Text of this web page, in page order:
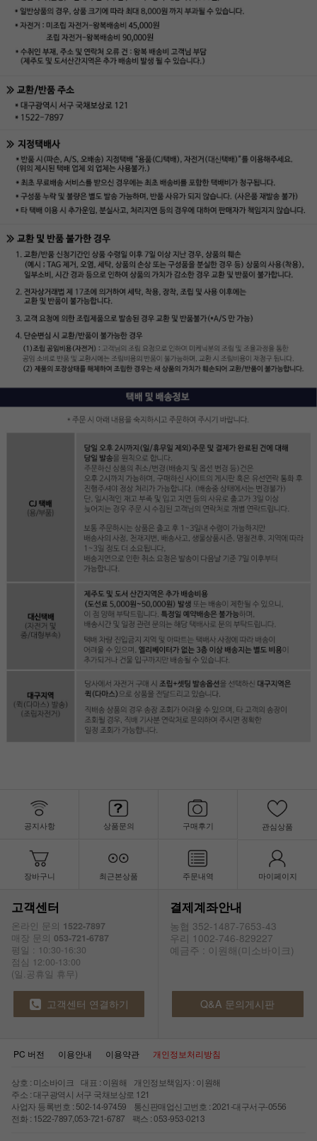
공지사항 상품문의 구매후기 관심상품
장바구니 최근본상품 주문내역 마이페이지
고객센터
온라인 문의 1522-7897
매장 문의 053-721-6787
평일 : 10:30-16:30
점심 12:00-13:00
(일.공휴일 휴무)
결제계좌안내
농협 352-1487-7653-43
우리 1002-746-829227
예금주 : 이원해(미소바이크)
고객센터 연결하기 Q&A 문의게시판
PC 버전 이용안내 이용약관 개인정보처리방침
상호 : 미소바이크 대표 : 이원해 개인정보책임자 : 이원해
주소 : 대구광역시 서구 국채보상로 121
사업자 등록번호 : 502-14-97459 통신판매업신고번호 : 2021-대구서구-0556
전화 : 1522-7897,053-721-6787 팩스 : 053-953-0213